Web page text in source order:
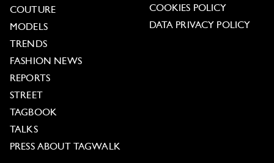
COUTURE
MODELS
TRENDS
FASHION NEWS
REPORTS
STREET
TAGBOOK
TALKS
PRESS ABOUT TAGWALK
COOKIES POLICY
DATA PRIVACY POLICY